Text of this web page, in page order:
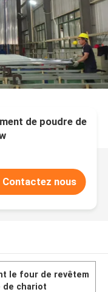
de poudre de
Contactez nous
le four de revêtem
de chariot